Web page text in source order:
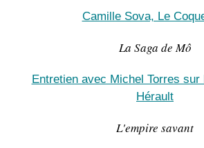
Camille Sova, Le
La Saga de Mô
Entretien avec Michel Torres sur
Hérault
L'empire savant